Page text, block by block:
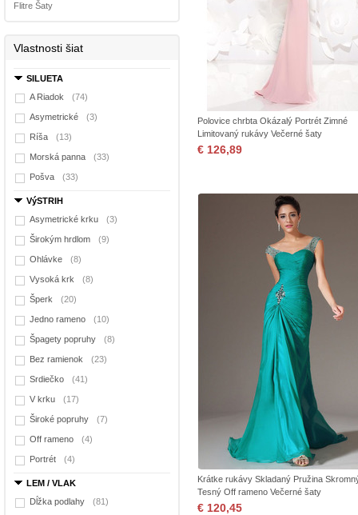
Flitre Šaty
Vlastnosti šiat
SILUETA
A Riadok
(74)
Asymetrické (3)
Ríša (13)
Morská panna (33)
Pošva (33)
VýSTRIH
Asymetrické krku
(3)
Širokým hrdlom (9)
Ohlávke (8)
Vysoká krk (8)
Šperk (20)
Jedno rameno (10)
Špagety popruhy (8)
Bez ramienok (23)
Srdiečko (41)
V krku (17)
Široké popruhy (7)
Off rameno (4)
Portrét (4)
LEM / VLAK
Dĺžka podlahy
(81)
Polovice chrbta Okázalý Portrét Zimné
Limitovaný rukávy Večerné šaty
€ 126,89
Krátke rukávy Skladaný Pružina
Tesný Off rameno Večerné šaty
€ 120,45